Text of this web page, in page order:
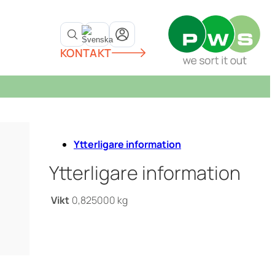
KONTAKT
Ytterligare information
Ytterligare information
Vikt 0,825000 kg